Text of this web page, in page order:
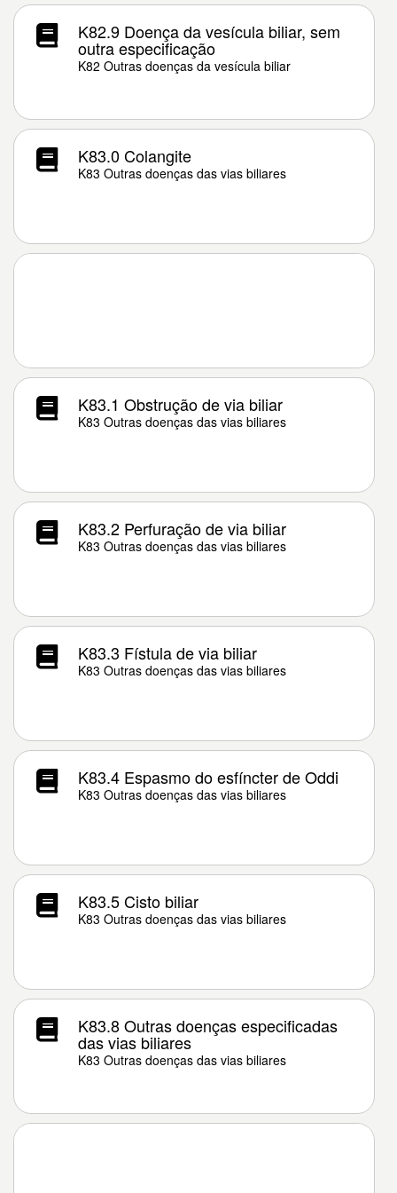
K82.9 Doença da vesícula biliar, sem
outra especificação
K82 Outras doenças da vesícula biliar
K83.0 Colangite
K83 Outras doenças das vias biliares
K83.1 Obstrução de via biliar
K83 Outras doenças das vias biliares
K83.2 Perfuração de via biliar
K83 Outras doenças das vias biliares
K83.3 Fístula de via biliar
K83 Outras doenças das vias biliares
K83.4 Espasmo do esfíncter de Oddi
K83 Outras doenças das vias biliares
K83.5 Cisto biliar
K83 Outras doenças das vias biliares
K83.8 Outras doenças especificadas
das vias biliares
K83 Outras doenças das vias biliares